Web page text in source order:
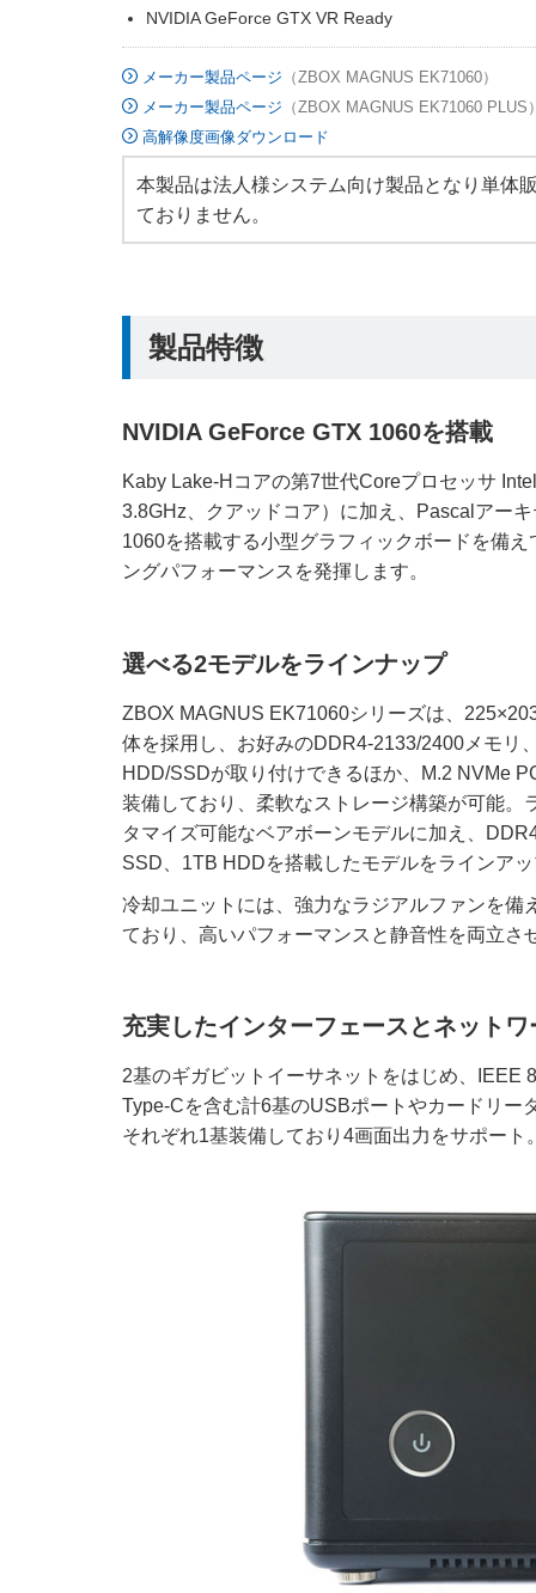
NVIDIA GeForce GTX VR Ready
メーカー製品ページ （ZBOX MAGNUS EK71060）
メーカー製品ページ （ZBOX MAGNUS EK71060 PLUS
高解像度画像ダウンロード
本製品は法人様システム向け製品となり単体
ておりません。
製品特徴
NVIDIA GeForce GTX 1060を搭載
Kaby Lake-Hコアの第7世代Coreプロセッサ
3.8GHz、クアッドコア）に加え、Pascalアー
1060を搭載する小型グラフィックボードを備
ングパフォーマンスを発揮します。
選べる2モデルをラインナップ
ZBOX MAGNUS EK71060シリーズは、
体を採用し、お好みのDDR4-2133/2400メモリ
HDD/SSDが取り付けできるほか、M.2 NVMe
装備しており、柔軟なストレージ構築が可能。
タマイズ可能なベアボーンモデルに加え、
SSD、1TB HDDを搭載したモデルをラインア
冷却ユニットには、強力なラジアルファンを備
ており、高いパフォーマンスと静音性を両立さ
充実したインターフェースとネットワ
2基のギガビットイーサネットをはじめ、IEEE
Type-Cを含む計6基のUSBポートやカードリ
それぞれ1基装備しており4画面出力をサポー